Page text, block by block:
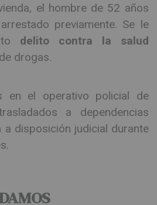
el hombre de 52 años
previamente. Se le
delito contra la salud
drogas.
en el operativo policial de
a dependencias
a disposición judicial durante